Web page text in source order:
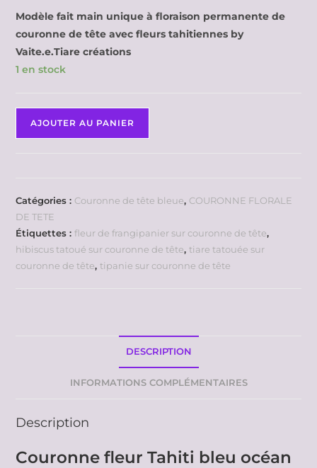
Modèle fait main unique à floraison permanente de
couronne de tête avec fleurs tahitiennes by
Vaite.e.Tiare créations
1 en stock
AJOUTER AU PANIER
Catégories : Couronne de tête bleue, COURONNE FLORALE
DE TETE
Étiquettes :fleur de frangipanier sur couronne de tête,
hibiscus tatoué sur couronne de tête,tiare tatouée sur
couronne de tête,tipanie sur couronne de tête
DESCRIPTION
INFORMATIONS COMPLÉMENTAIRES
Description
Couronne fleur Tahiti bleu océan